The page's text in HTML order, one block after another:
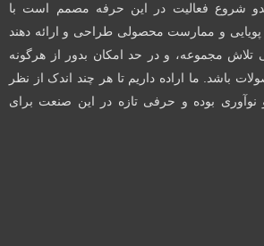
شروع فعالیت در این حرفه مصمم است با
پویایی و ممارست محصولی طراحی و ارائه دهند
مجموعه، و در حد امکان بدور از هرگونه
باشد. ما اراده داریم تا هر چند اندک از نظر
و نوآوری بوده و حرفی تازه در این صنعت برای